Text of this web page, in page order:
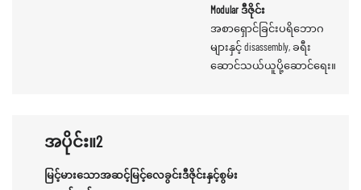
Modular ဒီဇိုင်း
အစာရှောင်ခြင်းပရိဘောဂ
များနှင့် disassembly, ခရီး
ဆောင်သယ်ယူပို့ဆောင်ရေး။
အပိုင်း။2
မြင့်မားသောအဆင့်မြင့်လေခွင်းဒီဇိုင်းနှင့်စွမ်း